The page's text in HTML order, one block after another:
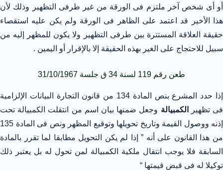
أو أى شخص آخر ملتزم فى الورقة من غير طرفى التظهير وذلك لأن
هذا الأخير قد اعتمد على الظاهر فى الورقة ولم يكن عليه استقصاء
حقيقة العلاقة المستترة بين طرفى التظهير ولا يكون للمظهر إليه من
سبيل للاحتجاج على الغير بهذه الحقيقة إلا بالإقرار أو اليمين .
طعن رقم 119 لسنة 34 ق جلسة 31/10/1967
إذا حدد المشرع بنص المادة 134 من قانون التجارة البيانات الإلزامية
فى تظهير
الكمبيالة وجعل ضمنها بيان اسم من انتقلت الكمبيالة تحت
إذنه ووصول القيمة وتاريخ تحويلها وتوقيع المظهر ونص فى المادة 135
من هذا القانون على أنه ” إذا لم يكن التحويل مطابقا لما تقرر بالمادة
السابقة فلا يوجب انتقال ملكية الكمبيالة لمن تحول له بل يعتبر ذلك
توكيلا له فى قبض قيمتها “